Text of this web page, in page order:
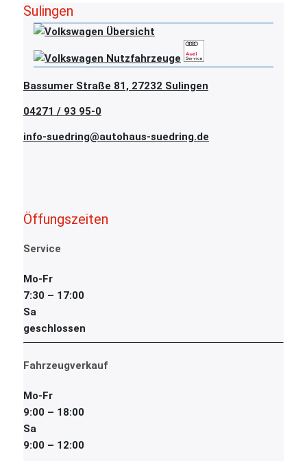
Sulingen
Bassumer Straße 81, 27232 Sulingen
04271 / 93 95-0
info-suedring@autohaus-suedring.de
Öffungszeiten
Service
Mo-Fr
7:30 – 17:00
Sa
geschlossen
Fahrzeugverkauf
Mo-Fr
9:00 – 18:00
Sa
9:00 – 12:00